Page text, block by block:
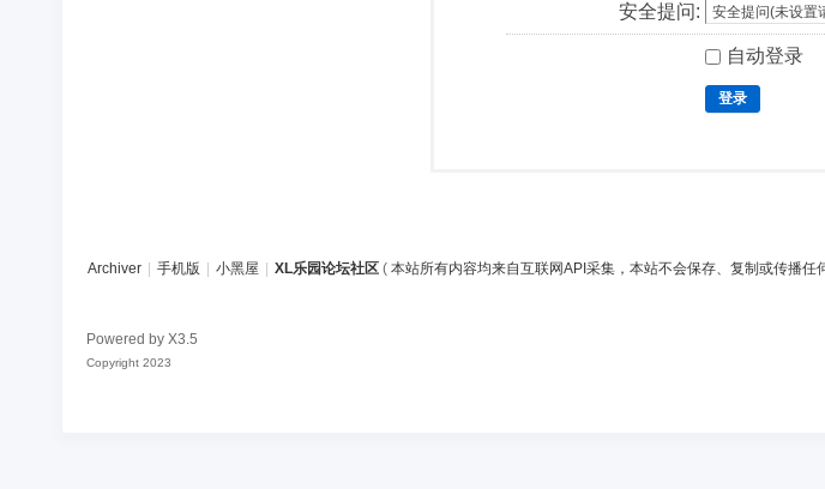
安全提问:
自动登录
登录
Archiver 手机版 小黑屋 XL乐园论坛社区 ( 本站所有内容均来自互联网API采集，本站不会保存、复制或传播
Powered by X3.5
Copyright 2023